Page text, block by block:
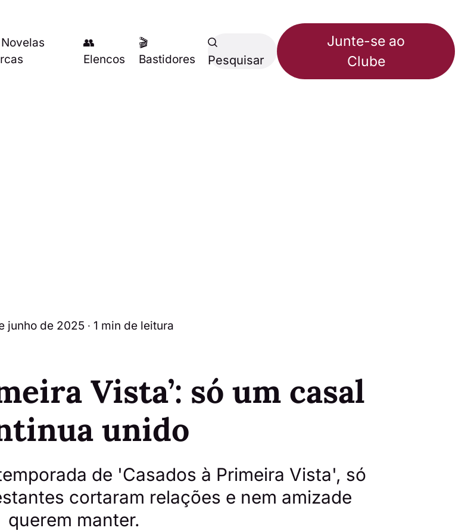
👥
Elencos
🎬
Bastidores
Pesquisar
Junte-se ao
Clube
junho de 2025 ∙ 1 min de leitura
Vista’: só um casal
unido
de 'Casados à Primeira Vista', só
cortaram relações e nem amizade
querem manter.